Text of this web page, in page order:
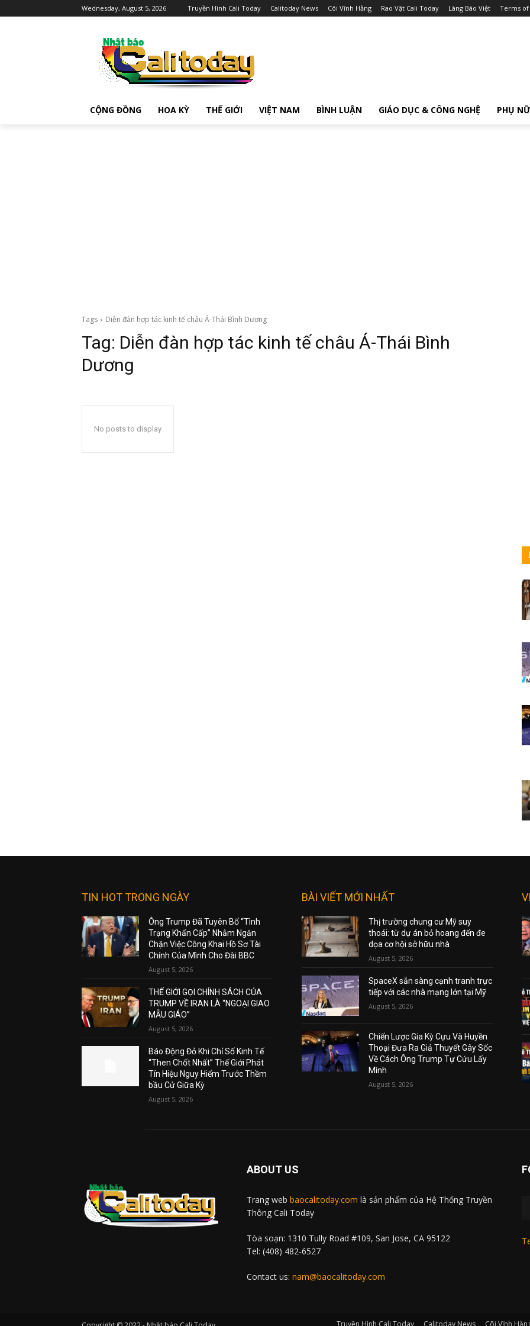
Wednesday, August 5, 2026 Truyền Hình Cali Today Calitoday News Cõi Vĩnh Hằng Rao Vặt Cali Today Làng Báo Việt Terms of
CỘNG ĐỒNG HOA KỲ THẾ GIỚI VIỆT NAM BÌNH LUẬN GIÁO DỤC & CÔNG NGHỆ PHỤ NỮ
Tags Diễn đàn hợp tác kinh tế châu Á-Thái Bình Dương
Tag: Diễn đàn hợp tác kinh tế châu Á-Thái Bình
Dương
No posts to display
TIN HOT TRONG NGÀY
Ông Trump Đã Tuyên Bố “Tình
Trạng Khẩn Cấp” Nhằm Ngăn
Chặn Việc Công Khai Hồ Sơ Tài
Chính Của Mình Cho Đài BBC
August 5, 2026
THẾ GIỚI GỌI CHÍNH SÁCH CỦA
TRUMP VỀ IRAN LÀ “NGOẠI GIAO
MẪU GIÁO”
August 5, 2026
Báo Động Đỏ Khi Chỉ Số Kinh Tế
“Then Chốt Nhất” Thế Giới Phát
Tín Hiệu Nguy Hiểm Trước Thềm
bầu Cử Giữa Kỳ
August 5, 2026
BÀI VIẾT MỚI NHẤT
Thị trường chung cư Mỹ suy
thoái: từ dự án bỏ hoang đến đe
dọa cơ hội sở hữu nhà
August 5, 2026
SpaceX sẵn sàng cạnh tranh trực
tiếp với các nhà mạng lớn tại Mỹ
August 5, 2026
Chiến Lược Gia Kỳ Cựu Và Huyền
Thoại Đưa Ra Giả Thuyết Gây Sốc
Về Cách Ông Trump Tự Cứu Lấy
Mình
August 5, 2026
ABOUT US
Trang web baocalitoday.com là sản phẩm của Hệ Thống Truyền
Thông Cali Today
Tòa soạn: 1310 Tully Road #109, San Jose, CA 95122
Tel: (408) 482-6527
Contact us: nam@baocalitoday.com
Truyền Hình Cali Today Calitoday News Cõi Vĩnh